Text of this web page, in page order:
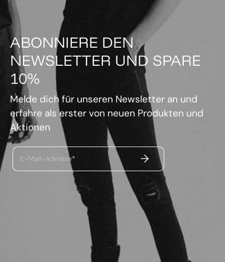
ABONNIERE DEN
NEWSLETTER UND SPARE
10%
Melde dich für unseren Newsletter an und
erfahre als erster von neuen Produkten und
Aktionen
E-Mail-Adresse* ABSENDEN